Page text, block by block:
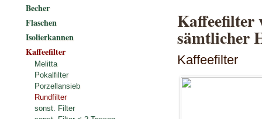
Kaffeefilter
sämtlicher
Kaffeefilter
Becher
Flaschen
Isolierkannen
Kaffeefilter
Melitta
Pokalfilter
Porzellansieb
Rundfilter
sonst. Filter